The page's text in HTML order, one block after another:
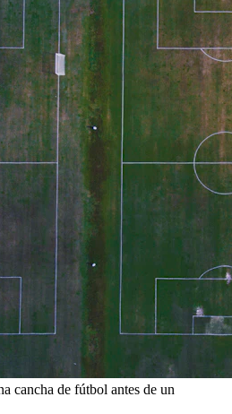
cancha de fútbol antes de un